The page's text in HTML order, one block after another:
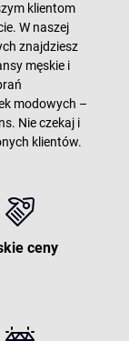
klientom
W naszej
znajdziesz
męskie i
modowych –
Nie czekaj i
klientów.
ceny